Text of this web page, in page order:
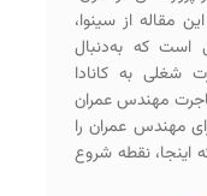
مقاله از سینوا،
است که به‌دنبال
شغلی به کانادا
مهندس عمران
مهندس عمران را
اینجا، نقطه شروع